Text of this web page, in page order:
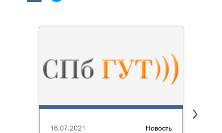
Новость
16.07.2021